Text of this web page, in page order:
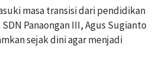
masa transisi dari pendidikan
Panaongan III, Agus Sugianto
sejak dini agar menjadi